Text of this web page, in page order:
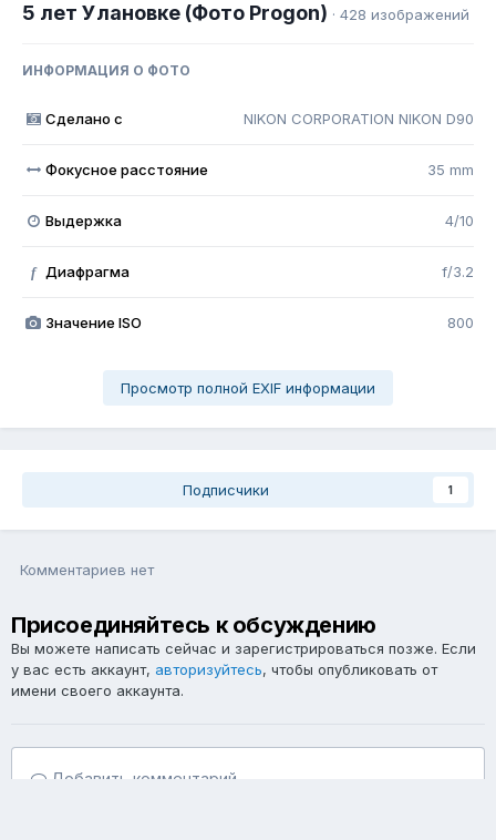
5 лет Улановке (Фото Progon) · 428 изображений
ИНФОРМАЦИЯ О ФОТО
Сделано с NIKON CORPORATION NIKON D90
Фокусное расстояние 35 mm
Выдержка 4/10
f Диафрагма f/3.2
Значение ISO 800
Просмотр полной EXIF информации
Подписчики 1
Комментариев нет
Присоединяйтесь к обсуждению
Вы можете написать сейчас и зарегистрироваться позже. Если
у вас есть аккаунт, авторизуйтесь, чтобы опубликовать от
имени своего аккаунта.
Добавить комментарий...